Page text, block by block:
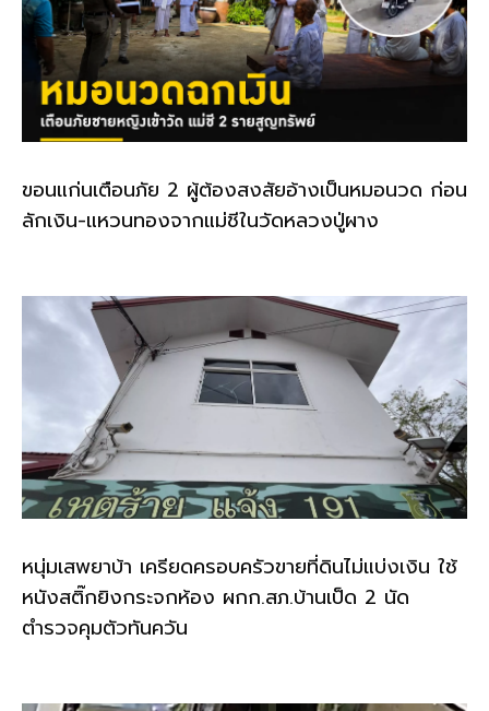
ขอนแก่นเตือนภัย 2 ผู้ต้องสงสัยอ้างเป็นหมอนวด ก่อน
ลักเงิน-แหวนทองจากแม่ชีในวัดหลวงปู่ผาง
หนุ่มเสพยาบ้า เครียดครอบครัวขายที่ดินไม่แบ่งเงิน ใช้
หนังสติ๊กยิงกระจกห้อง ผกก.สภ.บ้านเป็ด 2 นัด
ตำรวจคุมตัวทันควัน